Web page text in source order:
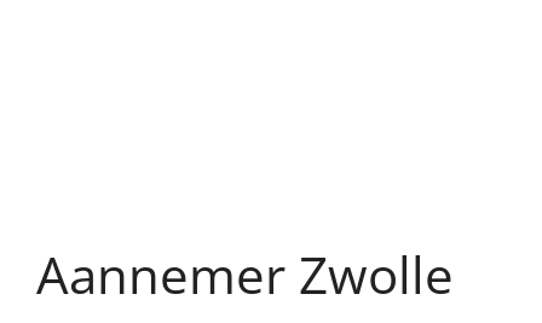
Aannemer Zwolle
informatie die u aan ze heeft verstrekt of die ze hebben
verzameld op basis van uw gebruik van hun services